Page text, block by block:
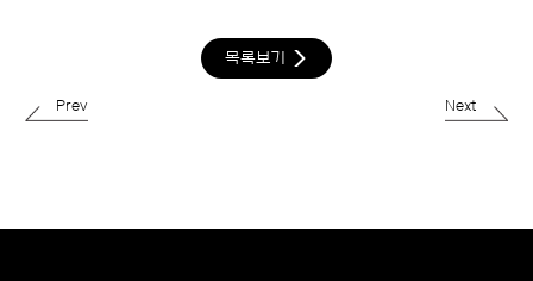
목록보기
Prev Next